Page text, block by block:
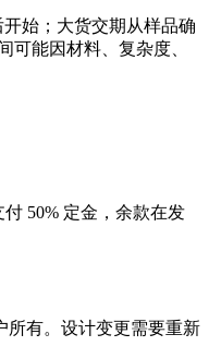
始；大货交期从样品确
可能因材料、复杂度、
50% 定金，余款在发
所有。设计变更需要重新